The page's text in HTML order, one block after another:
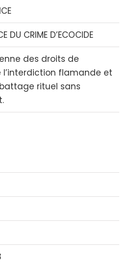
DU CRIME D’ECOCIDE
des droits de
l’interdiction flamande et
rituel sans